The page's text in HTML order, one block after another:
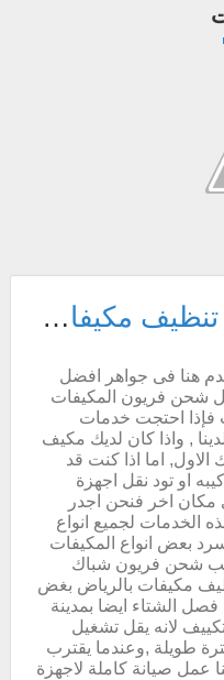
شركة فك و تركيب و تنظيف مكيفات بالرياض خصم 30% شحن مكيف فريون
هنا فى جواهر افضل
شحن فريون المكيفات
فإذا احتجت خدمات
, واذا كان لديك مكيف
اما اذا كنت قد
او تود نقل اجهزة
مكان اخر فنحن اجدر
الخدمات لجميع انواع
بعض انواع المكيفات
شحن فريون شباك
مكيفات بالرياض بغض
الشتاء ايضا بمدينة
لانه يقل تشغيل
طويلة ,وعندما يقترب
صيانة كاملة لاجهزة